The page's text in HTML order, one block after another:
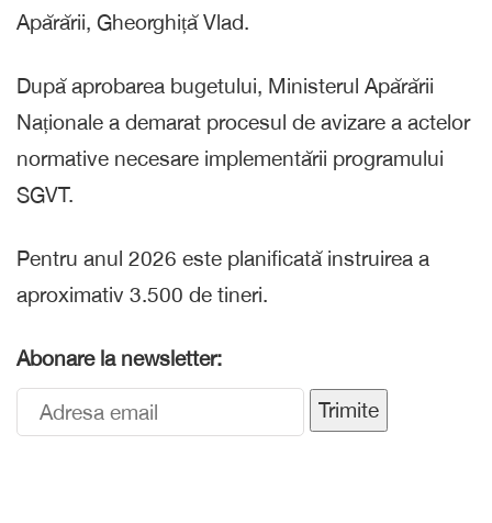
Apărării, Gheorghiță Vlad.
După aprobarea bugetului, Ministerul Apărării
Naționale a demarat procesul de avizare a actelor
normative necesare implementării programului
SGVT.
Pentru anul 2026 este planificată instruirea a
aproximativ 3.500 de tineri.
Abonare la newsletter:
Trimite